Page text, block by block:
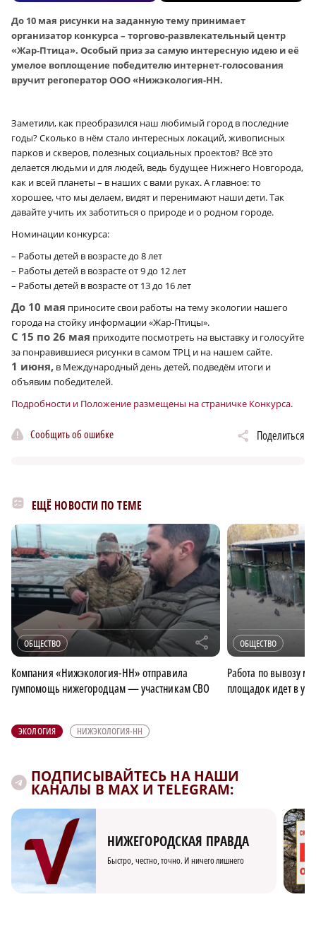
До 10 мая рисунки на заданную тему принимает
организатор конкурса – торгово-развлекательный центр
«Жар-Птица». Особый приз за самую интересную идею и её
умелое воплощение победителю интернет-голосования
вручит регоператор ООО «Нижэкология-НН.
Заметили, как преобразился наш любимый город в последние
годы? Сколько в нём стало интересных локаций, живописных
парков и скверов, полезных социальных проектов? Всё это
делается людьми и для людей, ведь будущее Нижнего Новгорода,
как и всей планеты – в наших с вами руках. А главное: то
хорошее, что мы делаем, видят и перенимают наши дети. Так
давайте учить их заботиться о природе и о родном городе.
Номинации конкурса:
– Работы детей в возрасте до 8 лет
– Работы детей в возрасте от 9 до 12 лет
– Работы детей в возрасте от 13 до 16 лет
До 10 мая приносите свои работы на тему экологии нашего
города на стойку информации «Жар-Птицы».
С 15 по 26 мая приходите посмотреть на выставку и голосуйте
за понравившиеся рисунки в самом ТРЦ и на нашем сайте.
1 июня, в Международный день детей, подведём итоги и
объявим победителей.
Подробности и Положение размещены на страничке Конкурса.
Сообщить об ошибке Поделиться
ЕЩЁ НОВОСТИ ПО ТЕМЕ
ОБЩЕСТВО r
Компания «Нижэкология-НН» отправила
гумпомощь нижегородцам — участникам СВО
ОБЩЕСТВО
Работа по вывозу
площадок идет в
ЭКОЛОГИЯ НИЖЭКОЛОГИЯ-НН
ПОДПИСЫВАЙТЕСЬ НА НАШИ
КАНАЛЫ В MAX И TELEGRAM:
НИЖЕГОРОДСКАЯ ПРАВДА
Быстро, честно, точно. И ничего лишнего